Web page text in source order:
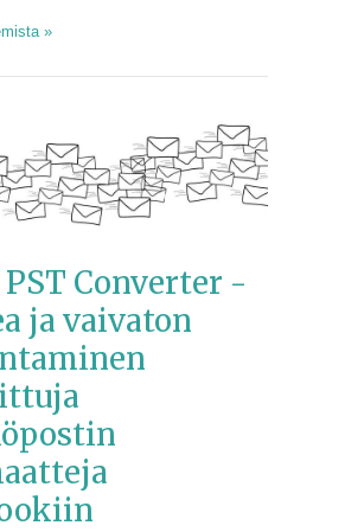
»
Converter -
ja vaivaton